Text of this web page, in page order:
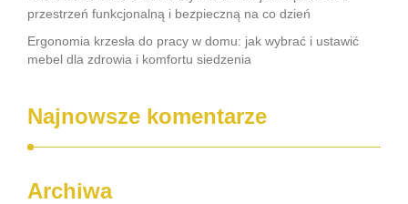
przestrzeń funkcjonalną i bezpieczną na co dzień
Ergonomia krzesła do pracy w domu: jak wybrać i ustawić
mebel dla zdrowia i komfortu siedzenia
Najnowsze komentarze
Archiwa